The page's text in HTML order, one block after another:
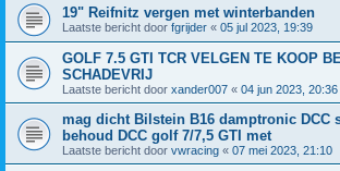
19" Reifnitz vergen met winterbanden
Laatste bericht door fgrijder « 05 jul 2023, 19:39
GOLF 7.5 GTI TCR VELGEN TE KOOP
SCHADEVRIJ
Laatste bericht door xander007 « 04 jun 2023, 20:36
mag dicht Bilstein B16 damptronic DCC
behoud DCC golf 7/7,5 GTI met
Laatste bericht door vwracing « 07 mei 2023, 21:10